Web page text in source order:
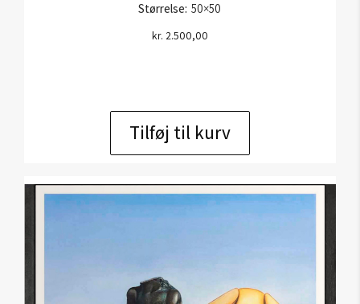
Størrelse: 50×50
kr. 2.500,00
Tilføj til kurv